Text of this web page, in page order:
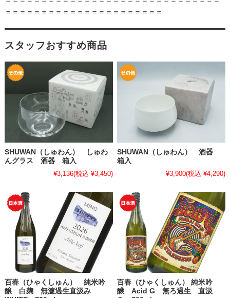
＝＝＝＝＝＝＝＝＝＝＝＝＝＝＝＝＝＝＝＝＝＝
スタッフおすすめ商品
SHUWAN（しゅわん） しゅわ
んグラス 酒器 箱入
¥3,136(税込 ¥3,450)
SHUWAN（しゅわん） 酒器
箱入
¥3,900(税込 ¥4,290)
百春（ひゃくしゅん） 純米吟
醸 白麹 無濾過生直汲み
百春（ひゃくしゅん） 純米吟
醸 Acid G 無ろ過生 直汲